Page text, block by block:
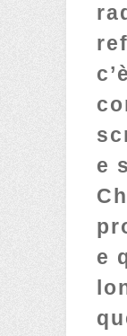
e
e